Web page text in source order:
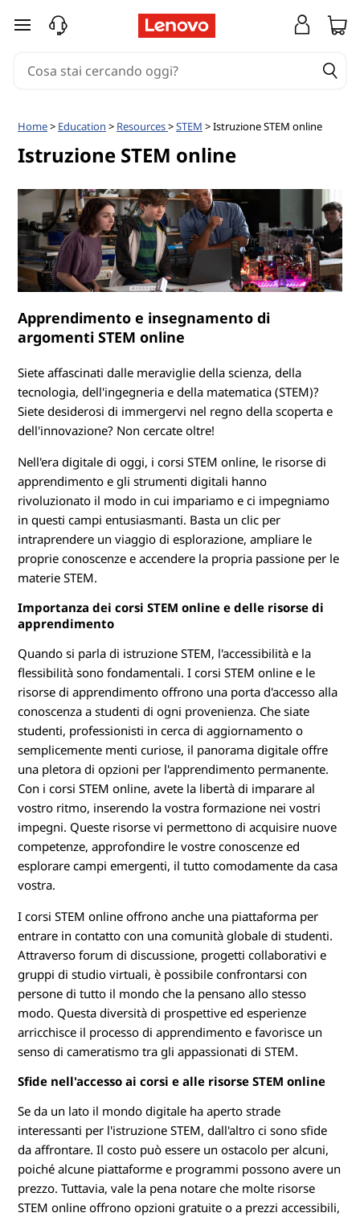
m
M
passa a contenuto principale
Home> Education > Resources>STEM > Istruzione STEM online
Istruzione STEM online
Apprendimento e insegnamento di
argomenti STEM online
Siete affascinati dalle meraviglie della scienza, della
tecnologia, dell'ingegneria e della matematica (STEM)?
Siete desiderosi di immergervi nel regno della scoperta e
dell'innovazione? Non cercate oltre!
Nell'era digitale di oggi, i corsi STEM online, le risorse di
apprendimento e gli strumenti digitali hanno
rivoluzionato il modo in cui impariamo e ci impegniamo
in questi campi entusiasmanti. Basta un clic per
intraprendere un viaggio di esplorazione, ampliare le
proprie conoscenze e accendere la propria passione per le
materie STEM.
Importanza dei corsi STEM online e delle risorse di
apprendimento
Quando si parla di istruzione STEM, l'accessibilità e la
flessibilità sono fondamentali. I corsi STEM online e le
risorse di apprendimento offrono una porta d'accesso alla
conoscenza a studenti di ogni provenienza. Che siate
studenti, professionisti in cerca di aggiornamento o
semplicemente menti curiose, il panorama digitale offre
una pletora di opzioni per l'apprendimento permanente.
Con i corsi STEM online, avete la libertà di imparare al
vostro ritmo, inserendo la vostra formazione nei vostri
impegni. Queste risorse vi permettono di acquisire nuove
competenze, approfondire le vostre conoscenze ed
esplorare campi emergenti, il tutto comodamente da casa
vostra.
I corsi STEM online offrono anche una piattaforma per
entrare in contatto con una comunità globale di studenti.
Attraverso forum di discussione, progetti collaborativi e
gruppi di studio virtuali, è possibile confrontarsi con
persone di tutto il mondo che la pensano allo stesso
modo. Questa diversità di prospettive ed esperienze
arricchisce il processo di apprendimento e favorisce un
senso di cameratismo tra gli appassionati di STEM.
Sfide nell'accesso ai corsi e alle risorse STEM online
Se da un lato il mondo digitale ha aperto strade
interessanti per l'istruzione STEM, dall'altro ci sono sfide
da affrontare. Il costo può essere un ostacolo per alcuni,
poiché alcune piattaforme e programmi possono avere un
prezzo. Tuttavia, vale la pena notare che molte risorse
STEM online offrono opzioni gratuite o a prezzi accessibili,